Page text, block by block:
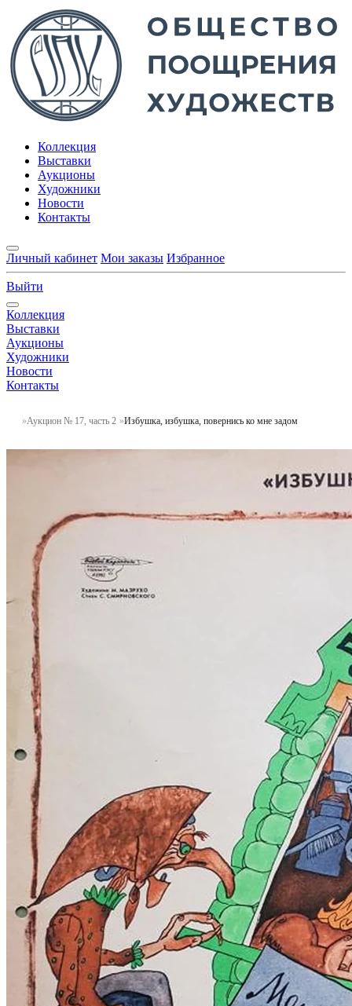
Коллекция
Выставки
Аукционы
Художники
Новости
Контакты
Личный кабинет Мои заказы Избранное
Выйти
Коллекция
Выставки
Аукционы
Художники
Новости
Контакты
Аукцион № 17, часть 2 Избушка, избушка, повернись ко мне задом